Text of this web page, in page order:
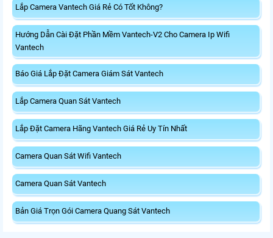
Lắp Camera Vantech Giá Rẻ Có Tốt Không?
Hướng Dẫn Cài Đặt Phần Mềm Vantech-V2 Cho Camera Ip Wifi
Vantech
Báo Giá Lắp Đặt Camera Giám Sát Vantech
Lắp Camera Quan Sát Vantech
Lắp Đặt Camera Hãng Vantech Giá Rẻ Uy Tín Nhất
Camera Quan Sát Wifi Vantech
Camera Quan Sát Vantech
Bản Giá Trọn Gói Camera Quang Sát Vantech